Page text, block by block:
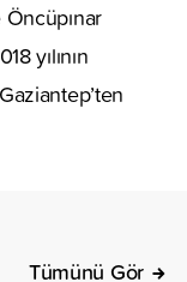
Öncüpınar
yılının
Tümünü Gör